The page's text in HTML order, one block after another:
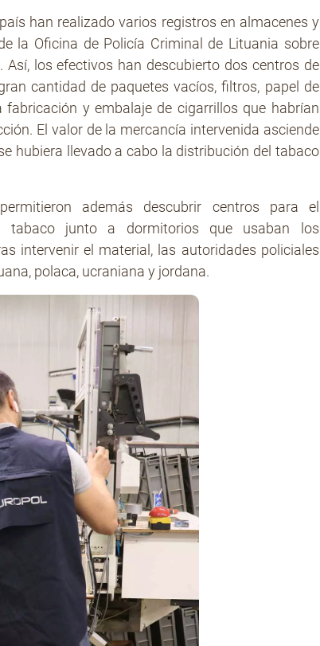
han realizado varios registros en almacenes y
la Oficina de Policía Criminal de Lituania sobre
los efectivos han descubierto dos centros de
cantidad de paquetes vacíos, filtros, papel de
y embalaje de cigarrillos que habrían
El valor de la mercancía intervenida asciende
hubiera llevado a cabo la distribución del tabaco
además descubrir centros para el
tabaco junto a dormitorios que usaban los
intervenir el material, las autoridades policiales
polaca, ucraniana y jordana.